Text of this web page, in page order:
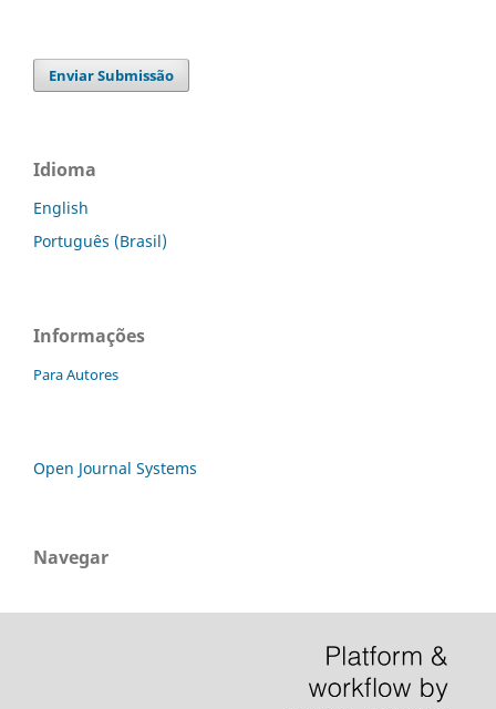
Enviar Submissão
Idioma
English
Português (Brasil)
Informações
Para Autores
Open Journal Systems
Navegar